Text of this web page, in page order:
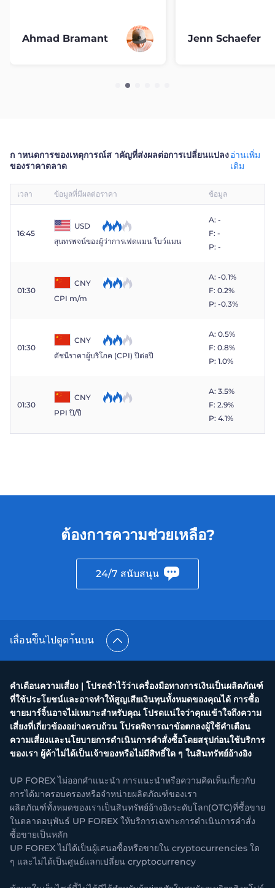
Ahmad Bramant Jenn Schaefer
ก าหนดการของเหตุการณ์ส าคัญที่ส่งผลต่อการเปลี่ยนแปลง
ของราคาตลาด
อ่านเพิ่ม
เติม
เวลา ข้อมูลที่มีผลต่อราคา ข้อมูล
16:45
USD
สุนทรพจน์ของผู้ว่าการเฟดแมน โบว์แมน
A: -
F: -
P: -
01:30
CNY
CPI m/m
A: -0.1%
F: 0.2%
P: -0.3%
01:30
CNY
ดัชนีราคาผู้บริโภค (CPI) ปีต่อปี
A: 0.5%
F: 0.8%
P: 1.0%
01:30
CNY
PPI ปี/ปี
A: 3.5%
F: 2.9%
P: 4.1%
ต้องการความช่วยเหลือ?
24/7 สนับสนุน
เลื่อนข้ึนไปดูดา้นบน
คำเตือนความเสี่ยง | โปรดจำไว้ว่าเครื่องมือทางการเงินเป็นผลิตภัณฑ์
ที่ใช้ประโยชน์และอาจทำให้สูญเสียเงินทุนทั้งหมดของคุณได้ การซื้อ
ขายมาร์จิ้นอาจไม่เหมาะสำหรับคุณ โปรดแน่ใจว่าคุณเข้าใจถึงความ
เสี่ยงที่เกี่ยวข้องอย่างครบถ้วน โปรดพิจารณาข้อตกลงผู้ใช้คำเตือน
ความเสี่ยงและนโยบายการดำเนินการคำสั่งซื้อโดยสรุปก่อนใช้บริการ
ของเรา ผู้ค้าไม่ได้เป็นเจ้าของหรือไม่มีสิทธิ์ใด ๆ ในสินทรัพย์อ้างอิง
UP FOREX ไม่ออกคำแนะนำ การแนะนำหรือความคิดเห็นเกี่ยวกับ
การได้มาครอบครองหรือจำหน่ายผลิตภัณฑ์ของเรา
ผลิตภัณฑ์ทั้งหมดของเราเป็นสินทรัพย์อ้างอิงระดับโลก(OTC)ที่ซื้อขาย
ในตลาดอนุพันธ์ UP FOREX ให้บริการเฉพาะการดำเนินการคำสั่ง
ซื้อขายเป็นหลัก
UP FOREX ไม่ได้เป็นผู้เสนอซื้อหรือขายใน cryptocurrencies ใด
ๆ และไม่ได้เป็นศูนย์แลกเปลี่ยน cryptocurrency